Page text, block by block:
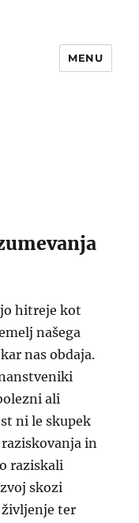
MENU
hitreje kot
našega
nas obdaja.
ali
ni le skupek
in
raziskali
skozi
življenje ter